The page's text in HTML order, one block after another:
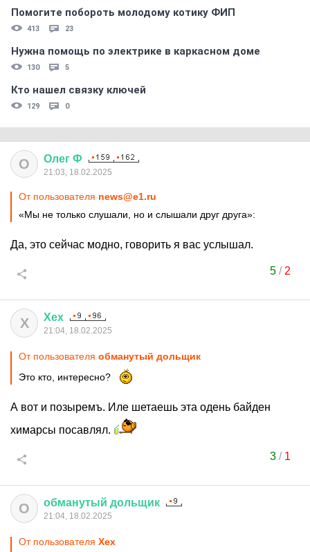
Помогите побороть молодому котику ФИП
413 23
Нужна помощь по электрике в каркасном доме
130 5
Кто нашел связку ключей
129 0
О Олег Ф
21:03, 18.02.2025
От пользователя news@e1.ru
«Мы не только слушали, но и слышали друг друга»:
Да, это сейчас модно, говорить я вас услышал.
5/ 2
Х Хех
21:04, 18.02.2025
От пользователя обманутый дольщик
Это кто, интересно?
А вот и позыремъ. Иле шетаешь эта одень байден
химарсы посавлял.
3/ 1
О обманутый дольщик
21:04, 18.02.2025
От пользователя Хех